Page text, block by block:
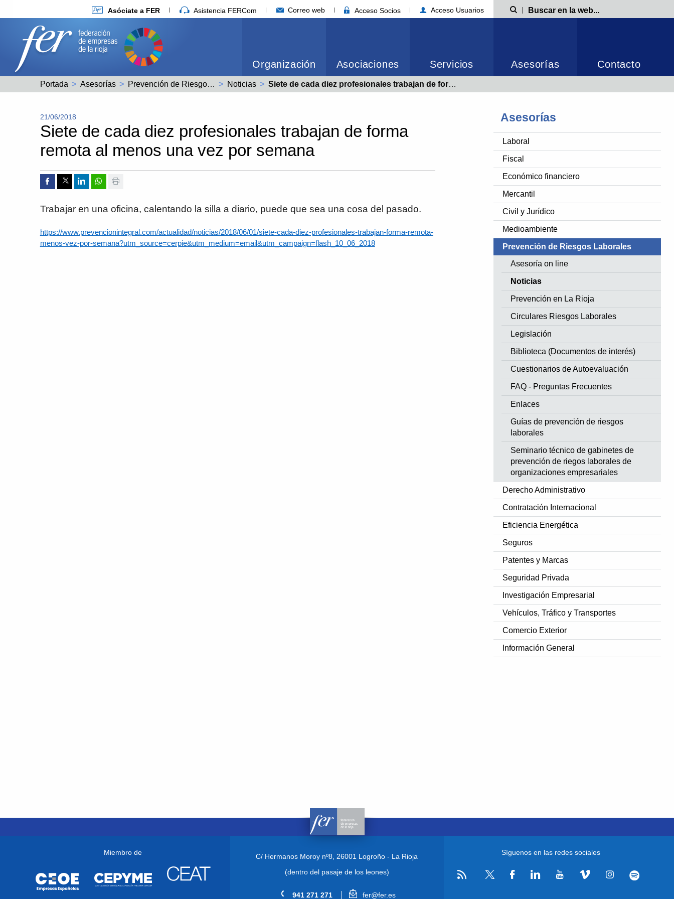
Asóciate a FER Asistencia FERCom Correo web Acceso Socios Acceso Usuarios Búsqueda
Organización Asociaciones Servicios Asesorías Contacto
Portada Asesorías Prevención de Riesgos Laborales Noticias Actual:
Siete de cada diez profesionales trabajan de forma remota al menos una vez por semana
Asesorías
Laboral
Fiscal
Económico financiero
Mercantil
Civil y Jurídico
Medioambiente
Prevención de Riesgos Laborales
Asesoría on line
Noticias
Prevención en La Rioja
Circulares Riesgos Laborales
Legislación
Biblioteca (Documentos de interés)
Cuestionarios de Autoevaluación
FAQ - Preguntas Frecuentes
Enlaces
Guías de prevención de riesgos
laborales
Seminario técnico de gabinetes de
prevención de riegos laborales de
organizaciones empresariales
Derecho Administrativo
Contratación Internacional
Eficiencia Energética
Seguros
Patentes y Marcas
Seguridad Privada
Investigación Empresarial
Vehículos, Tráfico y Transportes
Comercio Exterior
Información General
21/06/2018
Siete de cada diez profesionales trabajan de forma
remota al menos una vez por semana
Compartir por Facebook
Compartir por Twitter
Compartir por Linkedin
Compartir por whatsapp
Trabajar en una oficina, calentando la silla a diario, puede que sea una cosa del pasado.
https://www.prevencionintegral.com/actualidad/noticias/2018/06/01/siete-cada-diez-profesionales-trabajan-forma-remota-
menos-vez-por-semana?utm_source=cerpie&utm_medium=email&utm_campaign=flash_10_06_2018
Miembro de C/ Hermanos Moroy nº8, 26001 Logroño - La Rioja
(dentro del pasaje de los leones)
941 271 271 fer@fer.es
Síguenos en las redes sociales